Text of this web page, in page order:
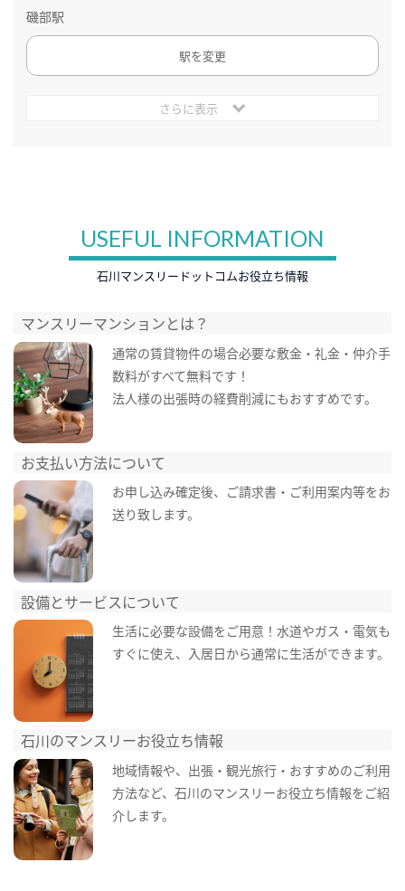
磯部駅
駅を変更
さらに表示
USEFUL INFORMATION
石川マンスリードットコムお役立ち情報
マンスリーマンションとは？
通常の賃貸物件の場合必要な敷金・礼金・仲介手
数料がすべて無料です！
法人様の出張時の経費削減にもおすすめです。
お支払い方法について
お申し込み確定後、ご請求書・ご利用案内等をお
送り致します。
設備とサービスについて
生活に必要な設備をご用意！水道やガス・電気も
すぐに使え、入居日から通常に生活ができます。
石川のマンスリーお役立ち情報
地域情報や、出張・観光旅行・おすすめのご利用
方法など、石川のマンスリーお役立ち情報をご紹
介します。